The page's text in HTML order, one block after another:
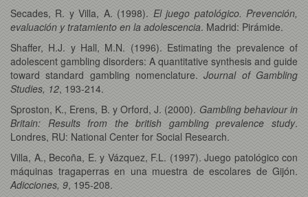
Secades, R. y Villa, A. (1998). El juego patológico. Prevención,
evaluación y tratamiento en la adolescencia. Madrid: Pirámide.
Shaffer, H.J. y Hall, M.N. (1996). Estimating the prevalence of
adolescent gambling disorders: A quantitative synthesis and guide
toward standard gambling nomenclature.Journal of Gambling
Studies, 12, 193-214.
Sproston, K., Erens, B. y Orford, J. (2000). Gambling behaviour in
Britain: Results from the british gambling prevalence study.
Londres, RU: National Center for Social Research.
Villa, A., Becoña, E. y Vázquez, F.L. (1997). Juego patológico con
máquinas tragaperras en una muestra de escolares de Gijón.
Adicciones, 9, 195-208.